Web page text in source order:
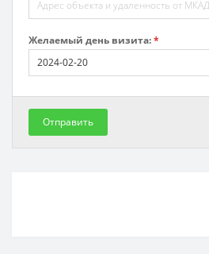
Желаемый день визита:*
Отправить